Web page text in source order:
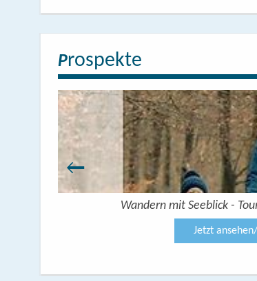
Prospekte
Wandern mit Seeblick -
Jetzt